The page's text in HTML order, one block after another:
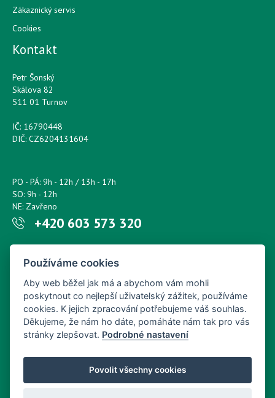
Zákaznický servis
Cookies
Kontakt
Petr Šonský
Skálova 82
511 01 Turnov
IČ: 16790448
DIČ: CZ6204131604
PO - PÁ: 9h - 12h / 13h - 17h
SO: 9h - 12h
NE: Zavřeno
+420 603 573 320
petr.sonsky@centrum.cz
Používáme cookies
Aby web běžel jak má a abychom vám mohli
poskytnout co nejlepší uživatelský zážitek, používáme
cookies. K jejich zpracování potřebujeme váš souhlas.
Děkujeme, že nám ho dáte, pomáháte nám tak pro vás
stránky zlepšovat. Podrobné nastavení
Povolit všechny cookies